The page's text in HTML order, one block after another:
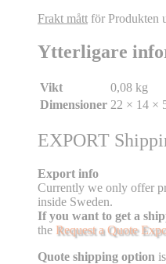
Frakt mått för Produkten
Ytterligare
Vikt
0,08 kg
Dimensioner 22 × 14 ×
EXPORT
Export info
Currently we only offer
inside Sweden.
If you want to get a
the Request a Quote
Quote shipping option